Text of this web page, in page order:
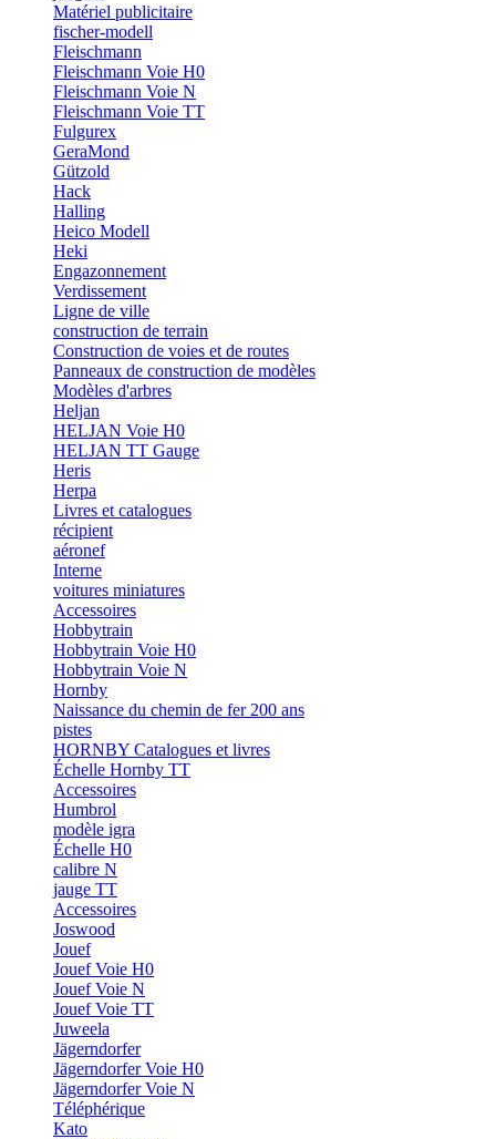
Matériel publicitaire
fischer-modell
Fleischmann
Fleischmann Voie H0
Fleischmann Voie N
Fleischmann Voie TT
Fulgurex
GeraMond
Gützold
Hack
Halling
Heico Modell
Heki
Engazonnement
Verdissement
Ligne de ville
construction de terrain
Construction de voies et de routes
Panneaux de construction de modèles
Modèles d'arbres
Heljan
HELJAN Voie H0
HELJAN TT Gauge
Heris
Herpa
Livres et catalogues
récipient
aéronef
Interne
voitures miniatures
Accessoires
Hobbytrain
Hobbytrain Voie H0
Hobbytrain Voie N
Hornby
Naissance du chemin de fer 200 ans
pistes
HORNBY Catalogues et livres
Échelle Hornby TT
Accessoires
Humbrol
modèle igra
Échelle H0
calibre N
jauge TT
Accessoires
Joswood
Jouef
Jouef Voie H0
Jouef Voie N
Jouef Voie TT
Juweela
Jägerndorfer
Jägerndorfer Voie H0
Jägerndorfer Voie N
Téléphérique
Kato